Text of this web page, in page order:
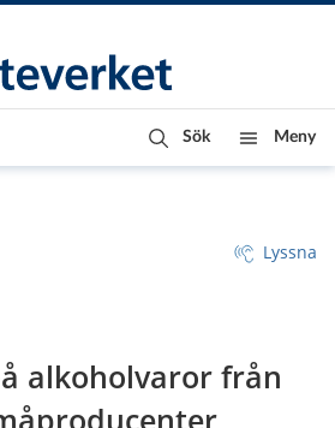
Sök Meny
Lyssna
alkoholvaror från